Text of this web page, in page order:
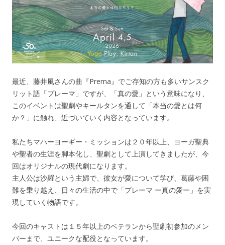
最近、藤井風さんの曲『Prema』でご存知の方も多いサンスク
リット語「プレーマ」ですが、「真の愛」という意味になり、
このイベントは聖劇やキールタンを通して「本当の愛とは何
か？」に触れ、近づいていく内容となっています。
私たちマハーヨーギー・ミッションは２０年以上、ヨーガ聖典
や聖者の生涯を脚本化し、聖劇として上演してきましたが、今
回はオリジナルの現代劇になります。
主人公は沙羅という主婦で、彼女が愛について学び、葛藤や困
難を乗り越え、日々の生活の中で「プレーマ ー真の愛ー」を実
現していく物語です。
今回のキャストは１５年以上のベテランから聖劇初参加のメン
バーまで、ユニークな配役となっています。